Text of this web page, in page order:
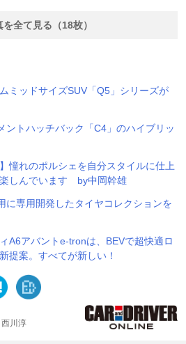
を全て見る（18枚）
ミッドサイズSUV「Q5」シリーズが
ントハッチバック「C4」のハイブリッ
憧れのポルシェを自分スタイルに仕上
しんでいます by中岡幹雄
に専用開発したタイヤコレクションを
A6アバントe-tronは、BEVで超快適ロ
提案。すべてが新しい！
川淳